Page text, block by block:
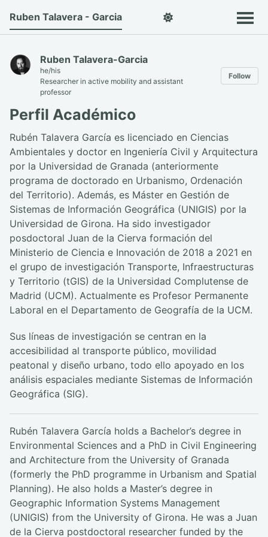
Ruben Talavera - Garcia
Ruben Talavera-Garcia
he/his
Researcher in active mobility and assistant
professor
Follow
Perfil Académico
Rubén Talavera García es licenciado en Ciencias
Ambientales y doctor en Ingeniería Civil y Arquitectura
por la Universidad de Granada (anteriormente
programa de doctorado en Urbanismo, Ordenación
del Territorio). Además, es Máster en Gestión de
Sistemas de Información Geográfica (UNIGIS) por la
Universidad de Girona. Ha sido investigador
posdoctoral Juan de la Cierva formación del
Ministerio de Ciencia e Innovación de 2018 a 2021 en
el grupo de investigación Transporte, Infraestructuras
y Territorio (tGIS) de la Universidad Complutense de
Madrid (UCM). Actualmente es Profesor Permanente
Laboral en el Departamento de Geografía de la UCM.
Sus líneas de investigación se centran en la
accesibilidad al transporte público, movilidad
peatonal y diseño urbano, todo ello apoyado en los
análisis espaciales mediante Sistemas de Información
Geográfica (SIG).
Rubén Talavera García holds a Bachelor’s degree in
Environmental Sciences and a PhD in Civil Engineering
and Architecture from the University of Granada
(formerly the PhD programme in Urbanism and Spatial
Planning). He also holds a Master’s degree in
Geographic Information Systems Management
(UNIGIS) from the University of Girona. He was a Juan
de la Cierva postdoctoral researcher funded by the